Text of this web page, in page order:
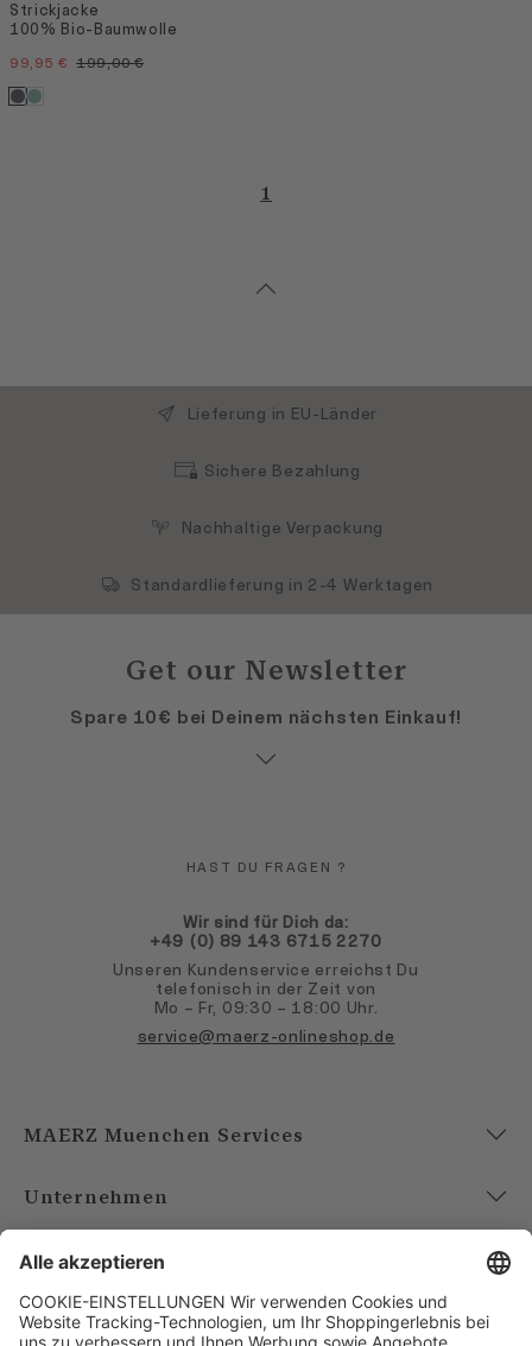
Strickjacke
100% Bio-Baumwolle
99,95 € 199,00 €
1
Lieferung in EU-Länder
Sichere Bezahlung
Nachhaltige Verpackung
Standardlieferung in 2-4 Werktagen
Get our Newsletter
Spare 10€ bei Deinem nächsten Einkauf!
HAST DU FRAGEN ?
Wir sind für Dich da:
+49 (0) 89 143 6715 2270
Unseren Kundenservice erreichst Du
telefonisch in der Zeit von
Mo – Fr, 09:30 – 18:00 Uhr.
service@maerz-onlineshop.de
MAERZ Muenchen Services
Unternehmen
Account
Bezahlarten